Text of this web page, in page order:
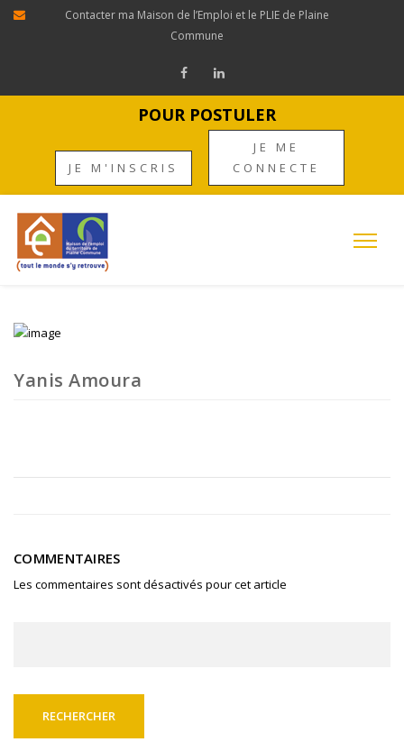
Contacter ma Maison de l’Emploi et le PLIE de Plaine
Commune
POUR POSTULER
JE M'INSCRIS
JE ME
CONNECTE
Yanis Amoura
COMMENTAIRES
Les commentaires sont désactivés pour cet article